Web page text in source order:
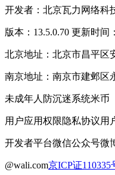
开发者：北京瓦力网络科
版本：13.5.0.70 更新时间
北京地址：北京市昌平区
南京地址：南京市建邺区
未成年人防沉迷系统米币
用户应用权限隐私协议用
开发者平台微信公众号微
@wali.com京ICP证110335